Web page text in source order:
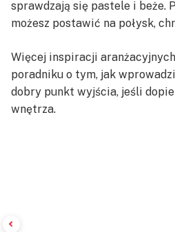
sprawdzają się pastele i beże.
możesz postawić na połysk,
Więcej inspiracji
poradniku o tym, jak
dobry punkt wyjścia, jeśli
wnętrza.